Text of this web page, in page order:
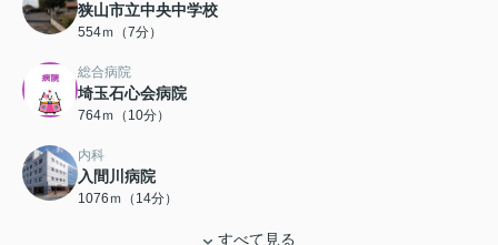
狭山市立中央中学校
554ｍ（7分）
総合病院
埼玉石心会病院
764ｍ（10分）
内科
入間川病院
1076ｍ（14分）
すべて見る